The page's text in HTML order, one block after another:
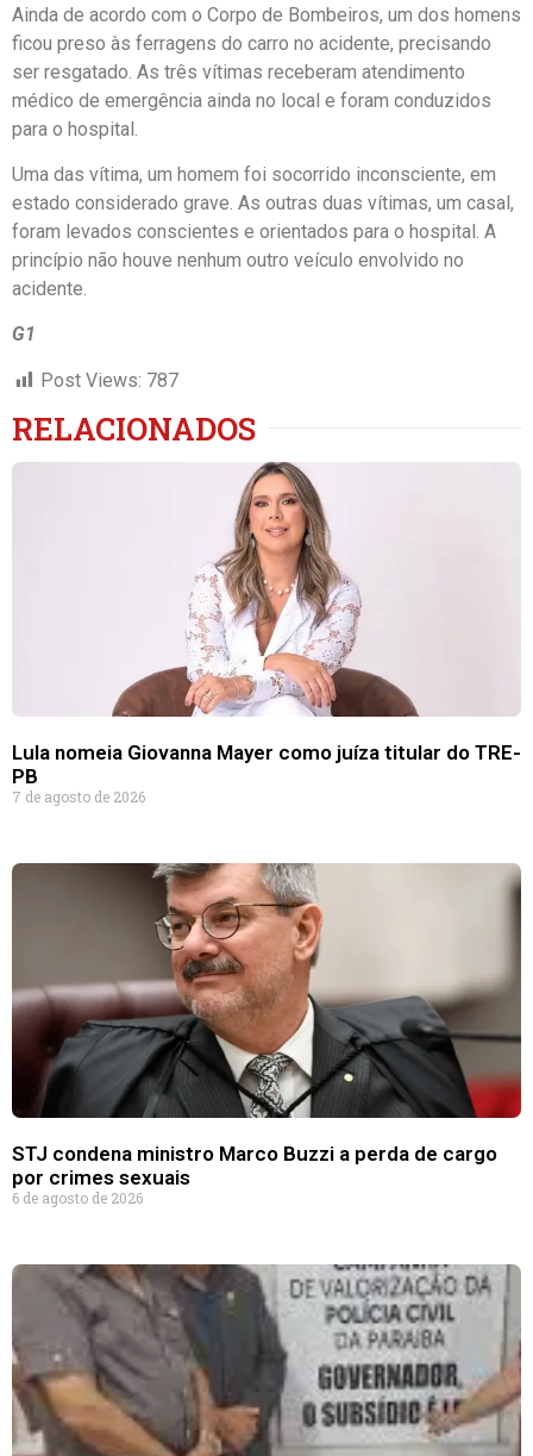
Ainda de acordo com o Corpo de Bombeiros, um dos homens
ficou preso às ferragens do carro no acidente, precisando
ser resgatado. As três vítimas receberam atendimento
médico de emergência ainda no local e foram conduzidos
para o hospital.
Uma das vítima, um homem foi socorrido inconsciente, em
estado considerado grave. As outras duas vítimas, um casal,
foram levados conscientes e orientados para o hospital. A
princípio não houve nenhum outro veículo envolvido no
acidente.
G1
Post Views: 787
RELACIONADOS
Lula nomeia Giovanna Mayer como juíza titular do TRE-
PB
7 de agosto de 2026
STJ condena ministro Marco Buzzi a perda de cargo
por crimes sexuais
6 de agosto de 2026